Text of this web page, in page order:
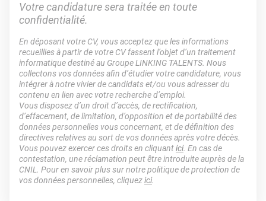
Votre candidature sera traitée en toute
confidentialité.
En déposant votre CV, vous acceptez que les informations
recueillies à partir de votre CV fassent l’objet d’un traitement
informatique destiné au Groupe LINKING TALENTS. Nous
collectons vos données afin d’étudier votre candidature, vous
intégrer à notre vivier de candidats et/ou vous adresser du
contenu en lien avec votre recherche d’emploi.
Vous disposez d’un droit d’accès, de rectification,
d’effacement, de limitation, d’opposition et de portabilité des
données personnelles vous concernant, et de définition des
directives relatives au sort de vos données après votre décès.
Vous pouvez exercer ces droits en cliquantici. En cas de
contestation, une réclamation peut être introduite auprès de la
CNIL. Pour en savoir plus sur notre politique de protection de
vos données personnelles, cliquezici.